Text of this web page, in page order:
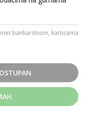
bankarstvom, karticama